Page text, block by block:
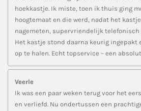
hoekkastje. Ik miste, toen ik thuis ging
hoogtemaat en die werd, nadat het
nagemeten, supervriendelijk telefonisch
Het kastje stond daarna keurig ingepakt
op te halen. Echt topservice – een
Veerle
Ik was een paar weken terug voor het
en verliefd. Nu ondertussen een